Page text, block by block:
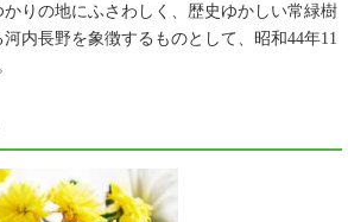
かりの地にふさわしく、歴史ゆかしい常緑樹
内長野を象徴するものとして、昭和44年11